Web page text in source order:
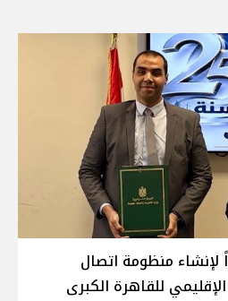
لإنشاء منظومة اتصال
للقاهرة الكبرى